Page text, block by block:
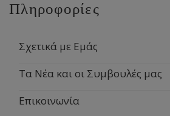
Πληροφορίες
Σχετικά με Εμάς
Τα Νέα και οι Συμβουλές μας
Επικοινωνία